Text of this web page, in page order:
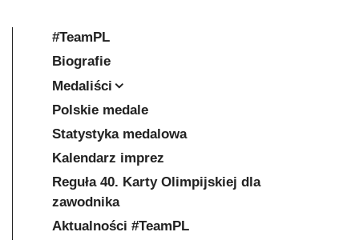
#TeamPL
Biografie
Medaliści
Polskie medale
Statystyka medalowa
Kalendarz imprez
Reguła 40. Karty Olimpijskiej dla
zawodnika
Aktualności #TeamPL